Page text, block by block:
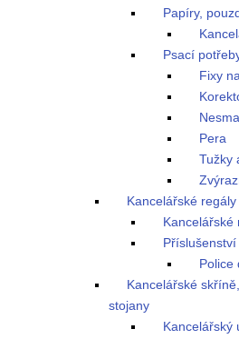
Papíry,
Psací
Fixy
Pera
Tužky
Kancelářské regály
Kancelářské
Police
Kancelářské
stojany
Kancelářský